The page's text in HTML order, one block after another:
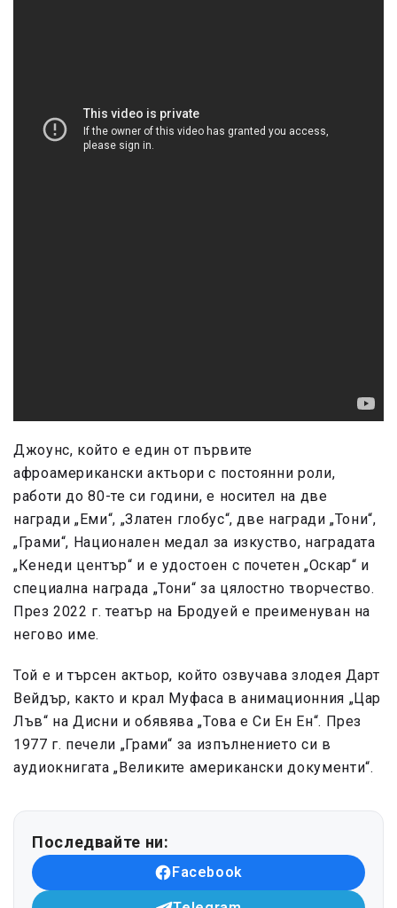
Джоунс, който е един от първите
афроамерикански актьори с постоянни роли,
работи до 80-те си години, е носител на две
награди „Еми“, „Златен глобус“, две награди „Тони“,
„Грами“, Национален медал за изкуство, наградата
„Кенеди център“ и е удостоен с почетен „Оскар“ и
специална награда „Тони“ за цялостно творчество.
През 2022 г. театър на Бродуей е преименуван на
негово име.
Той е и търсен актьор, който озвучава злодея Дарт
Вейдър, както и крал Муфаса в анимационния „Цар
Лъв“ на Дисни и обявява „Това е Cи Ен Ен“. През
1977 г. печели „Грами“ за изпълнението си в
аудиокнигата „Великите американски документи“.
Последвайте ни:
Facebook